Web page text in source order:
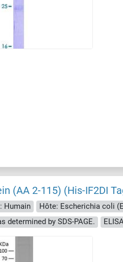
(AA 2-115) (His-IF2DI
Humain Hôte: Escherichia coli
determined by SDS-PAGE.